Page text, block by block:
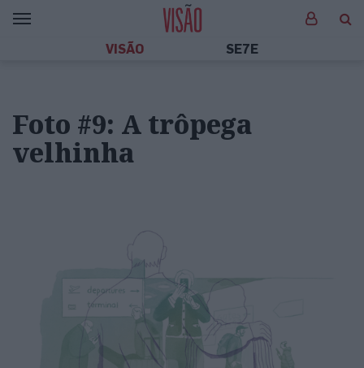
VISÃO SE7E
Foto #9: A trôpega
velhinha